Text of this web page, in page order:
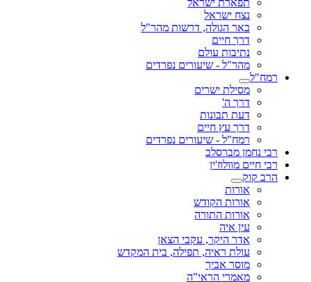
תפארת ישראל
נצח ישראל
באר הגולה, דרשות מהר"ל
דרך חיים
נתיבות עולם
מהר"ל - שיעורים נפרדים
רמח"ל
מסילת ישרים
דרך ה'
דעת תבונות
דרך עץ חיים
רמח"ל - שיעורים נפרדים
רבי נחמן מברסלב
רבי חיים מוולוז'ין
הרב קוק
אורות
אורות הקודש
אורות התורה
עין איה
אדר היקר, עקבי הצאן
עולת ראיה, תפילה, בית המקדש
מוסר אביך
מאמרי הראי"ה